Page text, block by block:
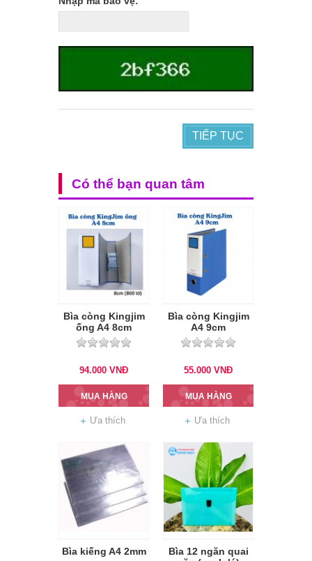
TIẾP TỤC
Có thể bạn quan tâm
Bìa còng Kingjim
ống A4 8cm
94.000 VNĐ
MUA HÀNG
Ưa thích
Bìa còng Kingjim
A4 9cm
55.000 VNĐ
MUA HÀNG
Ưa thích
Bìa kiếng A4 2mm
Bìa 12 ngăn quai